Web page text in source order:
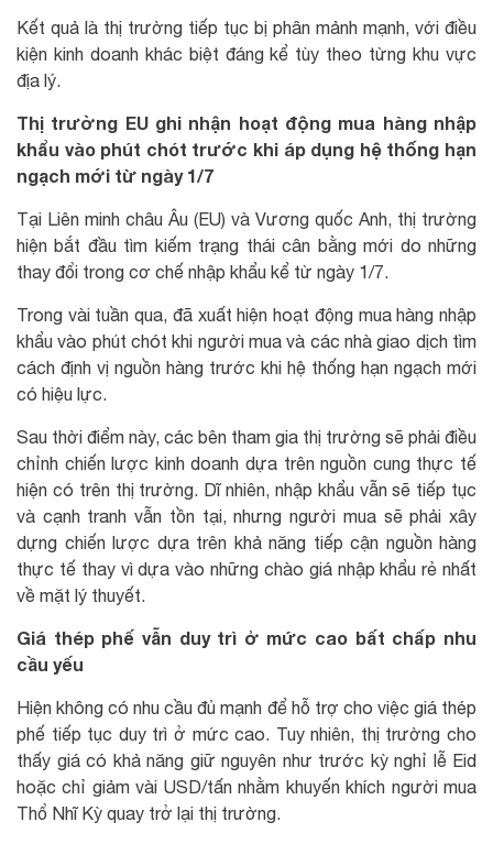
Kết quả là thị trường tiếp tục bị phân mảnh mạnh, với điều
kiện kinh doanh khác biệt đáng kể tùy theo từng khu vực
địa lý.
Thị trường EU ghi nhận hoạt động mua hàng nhập
khẩu vào phút chót trước khi áp dụng hệ thống hạn
ngạch mới từ ngày 1/7
Tại Liên minh châu Âu (EU) và Vương quốc Anh, thị trường
hiện bắt đầu tìm kiếm trạng thái cân bằng mới do những
thay đổi trong cơ chế nhập khẩu kể từ ngày 1/7.
Trong vài tuần qua, đã xuất hiện hoạt động mua hàng nhập
khẩu vào phút chót khi người mua và các nhà giao dịch tìm
cách định vị nguồn hàng trước khi hệ thống hạn ngạch mới
có hiệu lực.
Sau thời điểm này, các bên tham gia thị trường sẽ phải điều
chỉnh chiến lược kinh doanh dựa trên nguồn cung thực tế
hiện có trên thị trường. Dĩ nhiên, nhập khẩu vẫn sẽ tiếp tục
và cạnh tranh vẫn tồn tại, nhưng người mua sẽ phải xây
dựng chiến lược dựa trên khả năng tiếp cận nguồn hàng
thực tế thay vì dựa vào những chào giá nhập khẩu rẻ nhất
về mặt lý thuyết.
Giá thép phế vẫn duy trì ở mức cao bất chấp nhu
cầu yếu
Hiện không có nhu cầu đủ mạnh để hỗ trợ cho việc giá thép
phế tiếp tục duy trì ở mức cao. Tuy nhiên, thị trường cho
thấy giá có khả năng giữ nguyên như trước kỳ nghỉ lễ Eid
hoặc chỉ giảm vài USD/tấn nhằm khuyến khích người mua
Thổ Nhĩ Kỳ quay trở lại thị trường.